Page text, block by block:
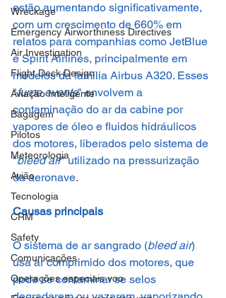
Wreckage
Emergency Airworthiness Directives
Air Investigation
Flight Deck Design
Aviação Inteligente
Bagagem
Pilotos
Meteorologia
Avião
Tecnologia
CRM
Safety
Comunicações
Operações especiais voo
estão aumentando significativamente,
com um crescimento de 660% em
relatos para companhias como JetBlue
e Spirit Airlines, principalmente em
modelos da família Airbus A320. Esses
"fume events" envolvem a
contaminação do ar da cabine por
vapores de óleo e fluidos hidráulicos
dos motores, liberados pelo sistema de
"bleed air" utilizado na pressurização
da aeronave.
Causas principais
O sistema de ar sangrado (bleed air)
usa ar comprimido dos motores, que
pode se contaminar se selos